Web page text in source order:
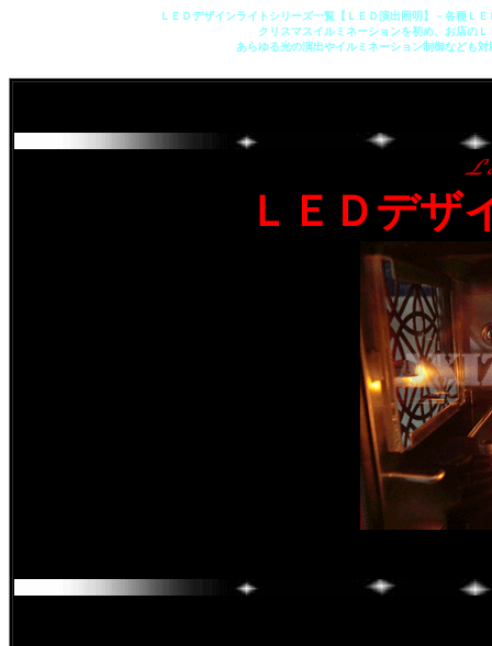
ＬＥＤデザインライトシリーズ一覧【ＬＥＤ演出照明】－各種Ｌ
クリスマスイルミネーションを初め、お店の
あらゆる光の演出やイルミネーション制御なども
ＬＥＤデザ